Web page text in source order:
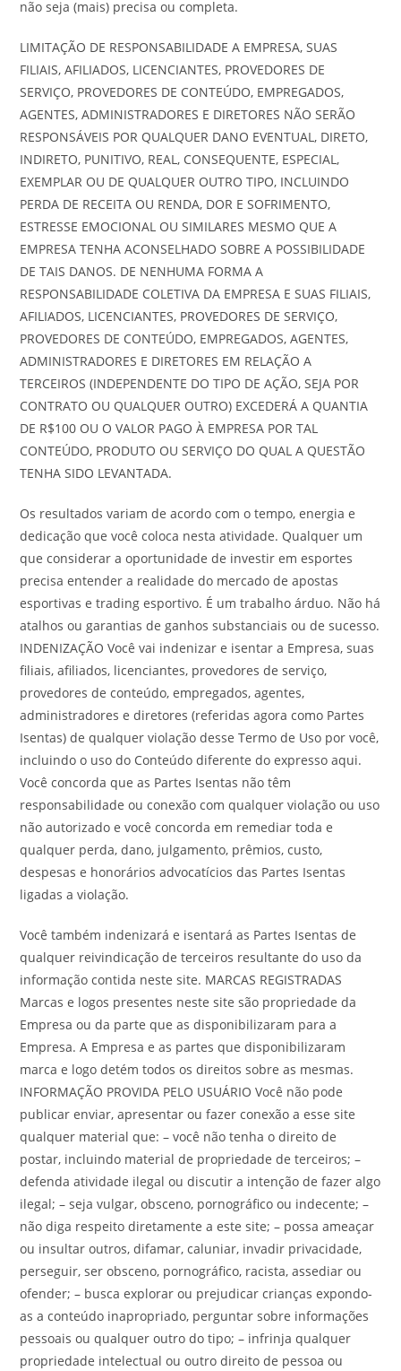
não seja (mais) precisa ou completa.
LIMITAÇÃO DE RESPONSABILIDADE A EMPRESA, SUAS
FILIAIS, AFILIADOS, LICENCIANTES, PROVEDORES DE
SERVIÇO, PROVEDORES DE CONTEÚDO, EMPREGADOS,
AGENTES, ADMINISTRADORES E DIRETORES NÃO SERÃO
RESPONSÁVEIS POR QUALQUER DANO EVENTUAL, DIRETO,
INDIRETO, PUNITIVO, REAL, CONSEQUENTE, ESPECIAL,
EXEMPLAR OU DE QUALQUER OUTRO TIPO, INCLUINDO
PERDA DE RECEITA OU RENDA, DOR E SOFRIMENTO,
ESTRESSE EMOCIONAL OU SIMILARES MESMO QUE A
EMPRESA TENHA ACONSELHADO SOBRE A POSSIBILIDADE
DE TAIS DANOS. DE NENHUMA FORMA A
RESPONSABILIDADE COLETIVA DA EMPRESA E SUAS FILIAIS,
AFILIADOS, LICENCIANTES, PROVEDORES DE SERVIÇO,
PROVEDORES DE CONTEÚDO, EMPREGADOS, AGENTES,
ADMINISTRADORES E DIRETORES EM RELAÇÃO A
TERCEIROS (INDEPENDENTE DO TIPO DE AÇÃO, SEJA POR
CONTRATO OU QUALQUER OUTRO) EXCEDERÁ A QUANTIA
DE R$100 OU O VALOR PAGO À EMPRESA POR TAL
CONTEÚDO, PRODUTO OU SERVIÇO DO QUAL A QUESTÃO
TENHA SIDO LEVANTADA.
Os resultados variam de acordo com o tempo, energia e
dedicação que você coloca nesta atividade. Qualquer um
que considerar a oportunidade de investir em esportes
precisa entender a realidade do mercado de apostas
esportivas e trading esportivo. É um trabalho árduo. Não há
atalhos ou garantias de ganhos substanciais ou de sucesso.
INDENIZAÇÃO Você vai indenizar e isentar a Empresa, suas
filiais, afiliados, licenciantes, provedores de serviço,
provedores de conteúdo, empregados, agentes,
administradores e diretores (referidas agora como Partes
Isentas) de qualquer violação desse Termo de Uso por você,
incluindo o uso do Conteúdo diferente do expresso aqui.
Você concorda que as Partes Isentas não têm
responsabilidade ou conexão com qualquer violação ou uso
não autorizado e você concorda em remediar toda e
qualquer perda, dano, julgamento, prêmios, custo,
despesas e honorários advocatícios das Partes Isentas
ligadas a violação.
Você também indenizará e isentará as Partes Isentas de
qualquer reivindicação de terceiros resultante do uso da
informação contida neste site. MARCAS REGISTRADAS
Marcas e logos presentes neste site são propriedade da
Empresa ou da parte que as disponibilizaram para a
Empresa. A Empresa e as partes que disponibilizaram
marca e logo detém todos os direitos sobre as mesmas.
INFORMAÇÃO PROVIDA PELO USUÁRIO Você não pode
publicar enviar, apresentar ou fazer conexão a esse site
qualquer material que: – você não tenha o direito de
postar, incluindo material de propriedade de terceiros; –
defenda atividade ilegal ou discutir a intenção de fazer algo
ilegal; – seja vulgar, obsceno, pornográfico ou indecente; –
não diga respeito diretamente a este site; – possa ameaçar
ou insultar outros, difamar, caluniar, invadir privacidade,
perseguir, ser obsceno, pornográfico, racista, assediar ou
ofender; – busca explorar ou prejudicar crianças expondo-
as a conteúdo inapropriado, perguntar sobre informações
pessoais ou qualquer outro do tipo; – infrinja qualquer
propriedade intelectual ou outro direito de pessoa ou